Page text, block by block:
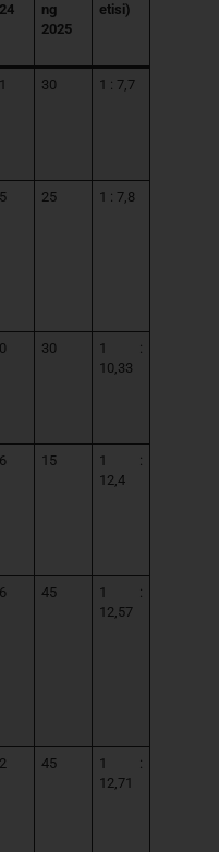
ng
2025
etisi)
30 1 : 7,7
25 1 : 7,8
30
1 :
10,33
15
1 :
12,4
45
1 :
12,57
45
1 :
12,71